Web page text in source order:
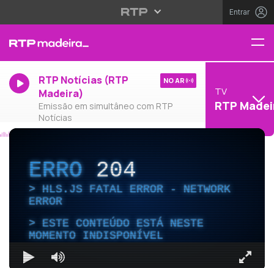
Entrar
RTP Notícias (RTP
Madeira)
Emissão em simultâneo com RTP
Notícias
NO AR
TV
RTP
ERRO204
HLS.JS FATAL ERROR - NETWORK
ERROR
ESTE CONTEÚDO ESTÁ NESTE
MOMENTO INDISPONÍVEL